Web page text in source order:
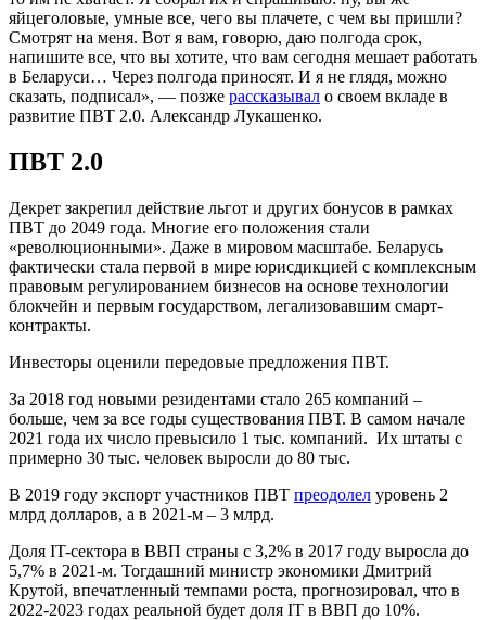
яйцеголовые, умные все, чего вы плачете, с чем вы пришли?
Смотрят на меня. Вот я вам, говорю, даю полгода срок,
напишите все, что вы хотите, что вам сегодня мешает работать
в Беларуси… Через полгода приносят. И я не глядя, можно
сказать, подписал», — позже рассказывал о своем вкладе в
развитие ПВТ 2.0. Александр Лукашенко.
ПВТ 2.0
Декрет закрепил действие льгот и других бонусов в рамках
ПВТ до 2049 года. Многие его положения стали
«революционными». Даже в мировом масштабе. Беларусь
фактически стала первой в мире юрисдикцией с комплексным
правовым регулированием бизнесов на основе технологии
блокчейн и первым государством, легализовавшим смарт-
контракты.
Инвесторы оценили передовые предложения ПВТ.
За 2018 год новыми резидентами стало 265 компаний –
больше, чем за все годы существования ПВТ. В самом начале
2021 года их число превысило 1 тыс. компаний. Их штаты с
примерно 30 тыс. человек выросли до 80 тыс.
В 2019 году экспорт участников ПВТ преодолел уровень 2
млрд долларов, а в 2021-м – 3 млрд.
Доля IT-сектора в ВВП страны c 3,2% в 2017 году выросла до
5,7% в 2021-м. Тогдашний министр экономики Дмитрий
Крутой, впечатленный темпами роста, прогнозировал, что в
2022-2023 годах реальной будет доля IT в ВВП до 10%.